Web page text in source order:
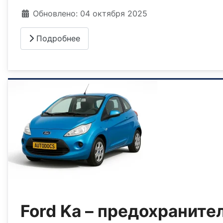
Информация о материале
Обновлено: 04 октября 2025
Подробнее
Ford Ka –